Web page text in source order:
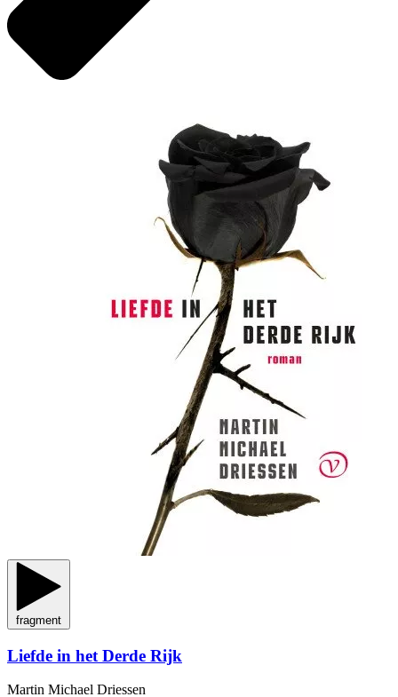
fragment
Liefde in het Derde Rijk
Martin Michael Driessen